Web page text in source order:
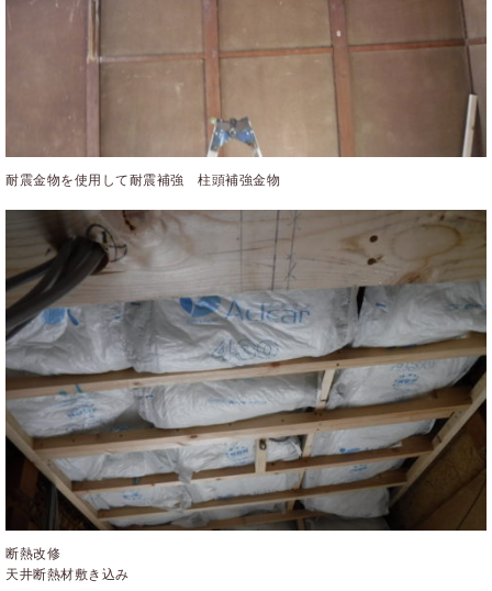
耐震金物を使用して耐震補強 柱頭補強金物
断熱改修
天井断熱材敷き込み